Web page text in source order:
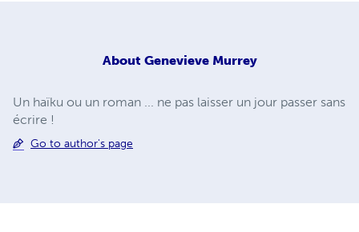
About Genevieve Murrey
Un haïku ou un roman ... ne pas laisser un jour passer sans
écrire !
Go to author's page